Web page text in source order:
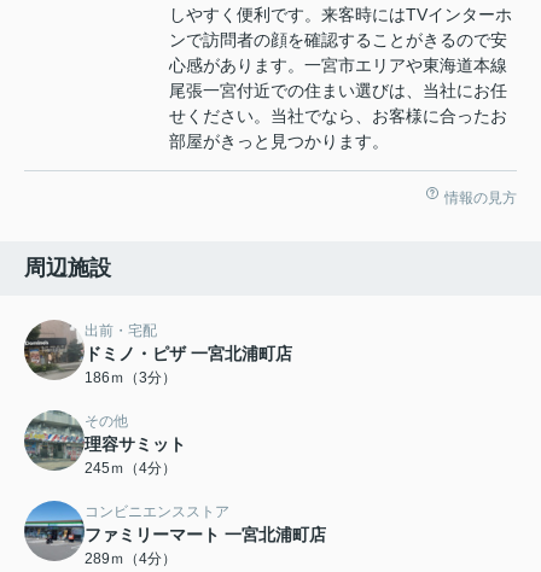
しやすく便利です。来客時にはTVインターホ
ンで訪問者の顔を確認することがきるので安
心感があります。一宮市エリアや東海道本線
尾張一宮付近での住まい選びは、当社にお任
せください。当社でなら、お客様に合ったお
部屋がきっと見つかります。
情報の見方
周辺施設
出前・宅配
ドミノ・ピザ 一宮北浦町店
186ｍ（3分）
その他
理容サミット
245ｍ（4分）
コンビニエンスストア
ファミリーマート 一宮北浦町店
289ｍ（4分）